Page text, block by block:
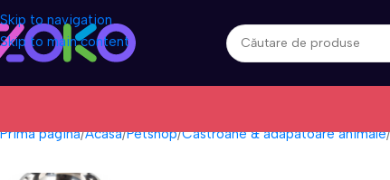
Skip to navigation
Skip to main content
Prima pagină Acasa Petshop Castroane & adapatoare animale